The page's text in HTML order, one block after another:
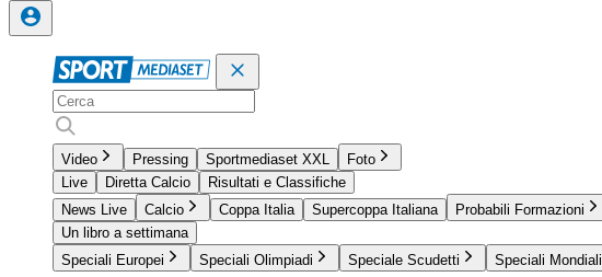
Video Pressing Sportmediaset XXL
Foto
Live
Diretta Calcio
Risultati e Classifiche
News Live
Calcio Coppa Italia Supercoppa Italiana Probabili Formazioni
Un libro a settimana
Speciali Europei
Speciali Olimpiadi Speciale Scudetti Speciali Mondiali